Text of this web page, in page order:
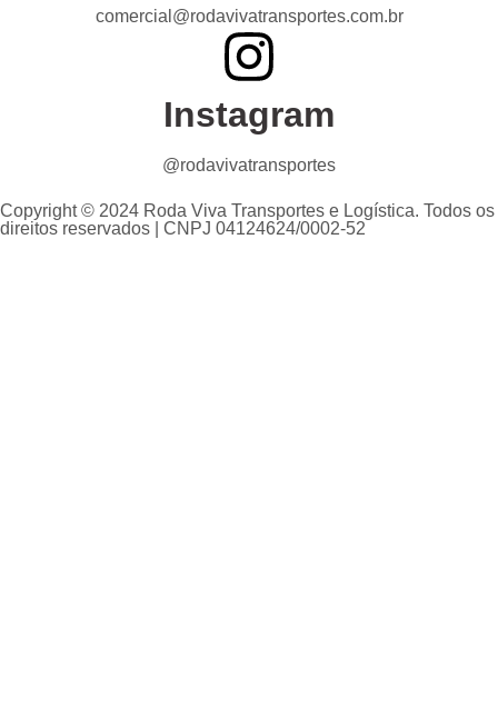
comercial@rodavivatransportes.com.br
Instagram
@rodavivatransportes
Copyright © 2024 Roda Viva Transportes e Logística. Todos os
direitos reservados | CNPJ 04124624/0002-52